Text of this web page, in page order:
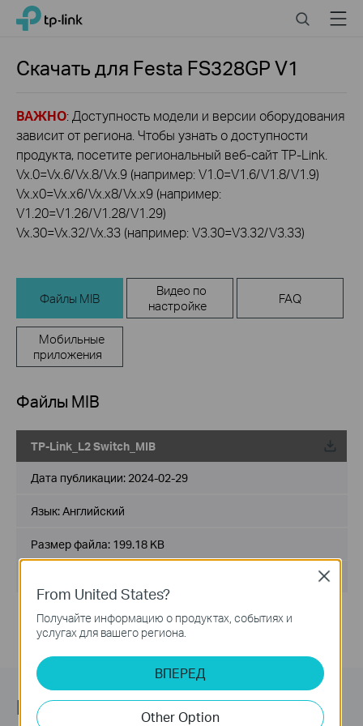
Click
navigation
TP-Link, Reliably Smart SearchMenu
Скачать для Festa FS328GPV1
ВАЖНО: Доступность модели и версии оборудования
зависит от региона. Чтобы узнать о доступности
продукта, посетите региональный веб-сайт TP-Link.
Vx.0=Vx.6/Vx.8/Vx.9 (например: V1.0=V1.6/V1.8/V1.9)
Vx.x0=Vx.x6/Vx.x8/Vx.x9 (например:
V1.20=V1.26/V1.28/V1.29)
Vx.30=Vx.32/Vx.33 (например: V3.30=V3.32/V3.33)
Файлы MIB
Видео по
настройке
FAQ
Мобильные
приложения
Файлы MIB
TP-Link_L2 Switch_MIB
Дата публикации: 2024-02-29
Язык:Английский
Размер файла: 199.18 KB
Подпишитесь на рассылку
From United States?
Получайте информацию о продуктах, событиях и
услугах для вашего региона.
ВПЕРЕД
Other Option
Close